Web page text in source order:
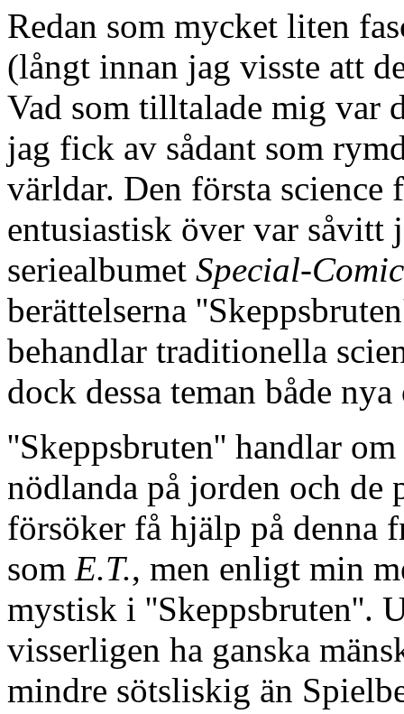
Redan som mycket liten
(långt innan jag visste att
Vad som tilltalade mig var
jag fick av sådant som
världar. Den första
entusiastisk över var såvitt
seriealbumet Special-
berättelserna
behandlar traditionella
dock dessa teman både
''Skeppsbruten'' handlar
nödlanda på jorden och de
försöker få hjälp på denna
som E.T., men enligt min
mystisk i ''Skeppsbruten''.
visserligen ha ganska
mindre sötsliskig än